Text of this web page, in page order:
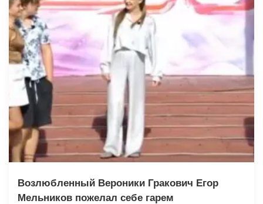
Возлюбленный Вероники Гракович Егор
Мельников пожелал себе гарем